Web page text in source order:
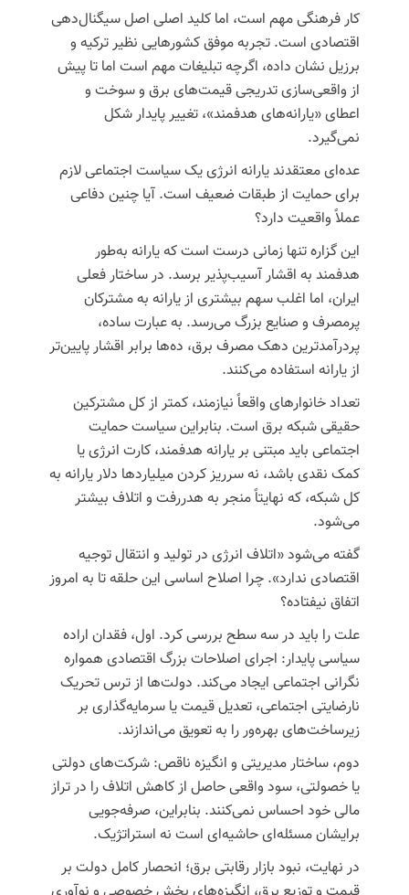
کار فرهنگی مهم است، اما کلید اصلی اصل سیگنال‌دهی
اقتصادی است. تجربه موفق کشورهایی نظیر ترکیه و
برزیل نشان داده، اگرچه تبلیغات مهم است اما تا پیش
از واقعی‌سازی تدریجیقیمت‌های برق و سوخت و
اعطای «یارانه‌های هدفمند»، تغییر پایدار شکل
نمی‌گیرد.
عده‌ای معتقدند یارانه انرژی یکسیاست اجتماعی لازم
برای حمایت از طبقات ضعیف است. آیا چنین دفاعی
عملاً واقعیت دارد؟
این گزاره تنها زمانی درست است که یارانه به‌طور
هدفمند به اقشار آسیب‌پذیر برسد. در ساختار فعلی
ایران، اما اغلب سهم بیشتری از یارانه به مشترکان
پرمصرف و صنایع بزرگ می‌رسد. به عبارت ساده،
پردرآمدترین دهک مصرف برق، ده‌ها برابر اقشار پایین‌تر
از یارانه استفاده می‌کنند.
تعداد خانوارهای واقعاً نیازمند، کمتر از کل مشترکین
حقیقی شبکه برق است. بنابراین سیاست حمایت
اجتماعی بایدمبتنی بریارانه هدفمند، کارت انرژی یا
کمک نقدی باشد، نه سرریز کردن میلیاردها دلار یارانه به
کل شبکه، که نهایتاً منجر به هدررفت و اتلاف بیشتر
می‌شود.
گفته می‌شود «اتلاف انرژی در تولید و انتقال توجیه
اقتصادی ندارد». چرا اصلاح اساسی این حلقه تا به امروز
اتفاق نیفتاده؟
علت را باید در سه سطح بررسی کرد. اول، فقدان اراده
سیاسی پایدار: اجرای اصلاحات بزرگ اقتصادی همواره
نگرانی اجتماعی ایجاد می‌کند. دولت‌ها از ترس تحریک
نارضایتی اجتماعی، تعدیل قیمت یا سرمایه‌گذاری بر
زیرساخت‌های بهره‌ور را به تعویق می‌اندازند.
دوم، ساختار مدیریتی و انگیزه ناقص: شرکت‌های دولتی
یا خصولتی، سود واقعی حاصل از کاهش اتلافرا در تراز
مالی خود احساس نمی‌کنند. بنابراین، صرفه‌جویی
برایشان مسئله‌ای حاشیه‌ای است نه استراتژیک.
در نهایت، نبود بازار رقابتی برق؛ انحصار کامل دولت بر